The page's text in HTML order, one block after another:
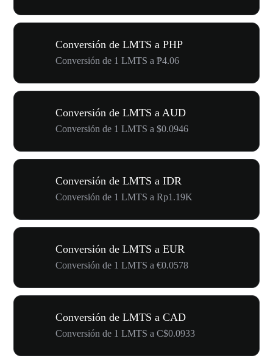
Conversión de LMTS a PHP
Conversión de 1 LMTS a ₱4.06
Conversión de LMTS a AUD
Conversión de 1 LMTS a $0.0946
Conversión de LMTS a IDR
Conversión de 1 LMTS a Rp1.19K
Conversión de LMTS a EUR
Conversión de 1 LMTS a €0.0578
Conversión de LMTS a CAD
Conversión de 1 LMTS a C$0.0933